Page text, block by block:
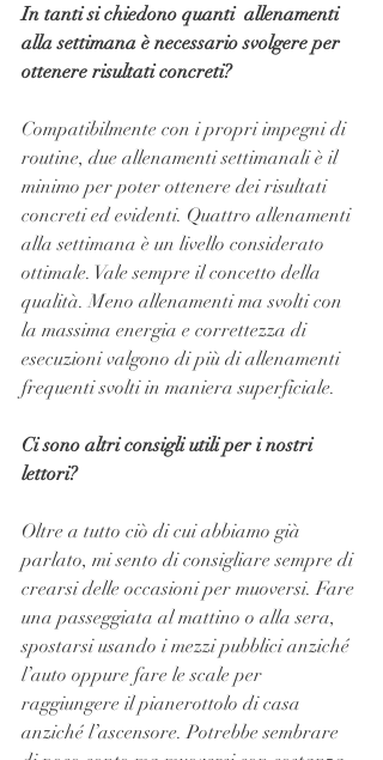
In tanti si chiedono quanti  allenamenti
alla settimana è necessario svolgere per
ottenere risultati concreti?
Compatibilmente con i propri impegni di
routine, due allenamenti settimanali è il
minimo per poter ottenere dei risultati
concreti ed evidenti. Quattro allenamenti
alla settimana è un livello considerato
ottimale. Vale sempre il concetto della
qualità. Meno allenamenti ma svolti con
la massima energia e correttezza di
esecuzioni valgono di più di allenamenti
frequenti svolti in maniera superficiale.
Ci sono altri consigli utili per i nostri
lettori?
Oltre a tutto ciò di cui abbiamo già
parlato, mi sento di consigliare sempre di
crearsi delle occasioni per muoversi. Fare
una passeggiata al mattino o alla sera,
spostarsi usando i mezzi pubblici anziché
l’auto oppure fare le scale per
raggiungere il pianerottolo di casa
anziché l’ascensore. Potrebbe sembrare